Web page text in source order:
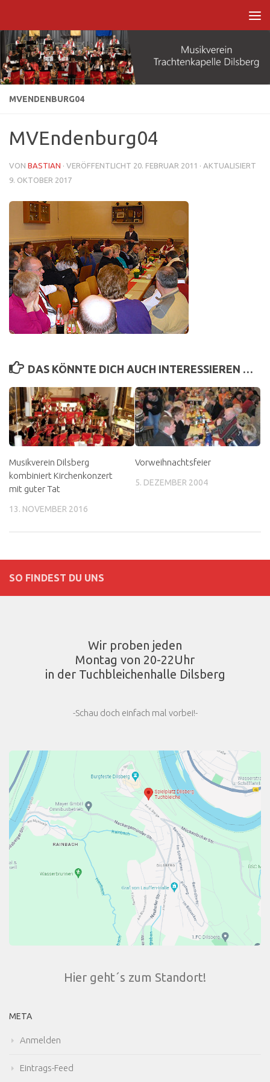
MVENDENBURG04
MVEndenburg04
VON BASTIAN · VERÖFFENTLICHT 20. FEBRUAR 2011 · AKTUALISIERT
9. OKTOBER 2017
DAS KÖNNTE DICH AUCH INTERESSIEREN …
Musikverein Dilsberg
kombiniert Kirchenkonzert
mit guter Tat
13. NOVEMBER 2016
Vorweihnachtsfeier
5. DEZEMBER 2004
SO FINDEST DU UNS
Wir proben jeden
Montag von 20-22Uhr
in der Tuchbleichenhalle Dilsberg
-Schau doch einfach mal vorbei!-
Hier geht´s zum Standort!
META
Anmelden
Eintrags-Feed